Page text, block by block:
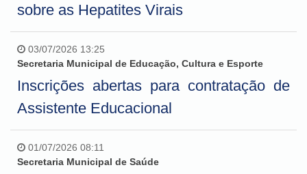
sobre as Hepatites Virais
03/07/2026 13:25
Secretaria Municipal de Educação, Cultura e Esporte
Inscrições abertas para contratação de
Assistente Educacional
01/07/2026 08:11
Secretaria Municipal de Saúde